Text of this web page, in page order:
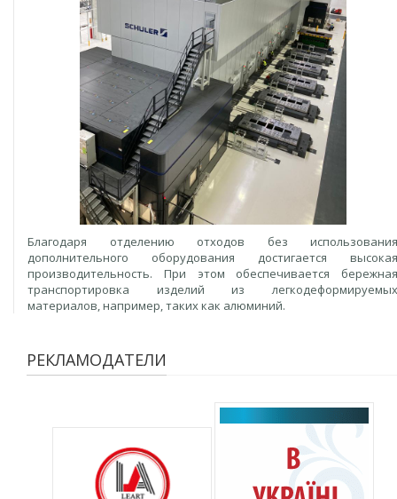
Благодаря отделению отходов без использования
дополнительного оборудования достигается высокая
производительность. При этом обеспечивается бережная
транспортировка изделий из легкодеформируемых
материалов, например, таких как алюминий.
РЕКЛАМОДАТЕЛИ